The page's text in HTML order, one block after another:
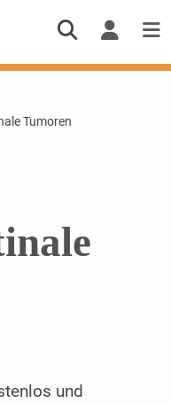
Tumoren
und